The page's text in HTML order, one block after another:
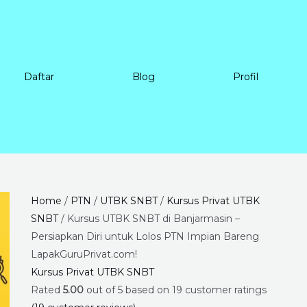
Daftar Blog Profil
Home / PTN / UTBK SNBT/ Kursus Privat UTBK
SNBT/ Kursus UTBK SNBT di Banjarmasin –
Persiapkan Diri untuk Lolos PTN Impian Bareng
LapakGuruPrivat.com!
Kursus Privat UTBK SNBT
Rated 5.00out of 5 based on 19 customer ratings
Price
range:
Rp225.000
Kursus
UTBK
SNBT
di
Banjarmasin
–